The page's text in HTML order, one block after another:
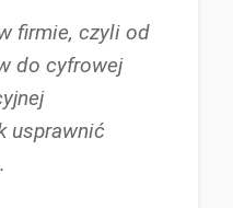
firmie, czyli od
do cyfrowej
usprawnić